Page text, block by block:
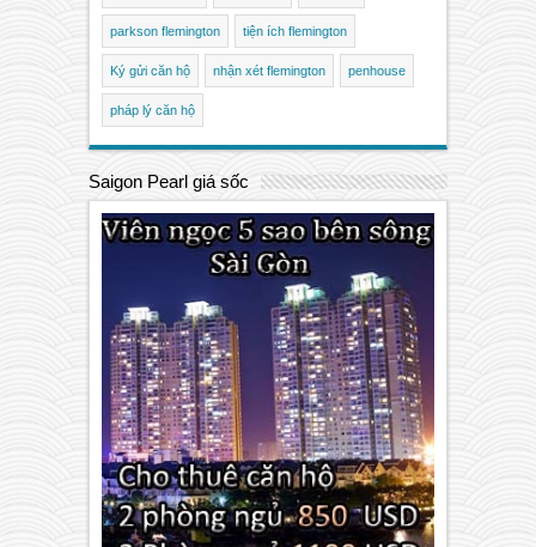
parkson flemington tiện ích flemington
Ký gửi căn hộ nhận xét flemington penhouse
pháp lý căn hộ
Saigon Pearl giá sốc